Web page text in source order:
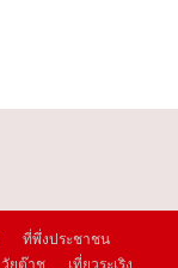
ที่พึ่งประชาชน
วัยต๊าช เที่ยวระเริง